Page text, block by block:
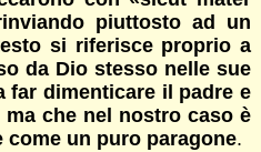
piuttosto ad un
si riferisce proprio a
da Dio stesso nelle sue
far dimenticare il padre e
ma che nel nostro caso è
un puro paragone.